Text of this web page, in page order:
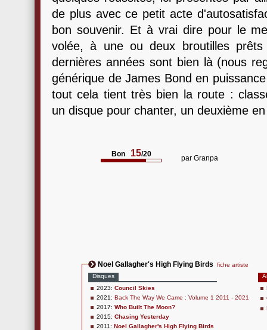
de plus avec ce petit acte
bon souvenir. Et à vrai dire pour le
volée, à une ou deux broutilles
dernières années sont bien là (nous
générique de James Bond en
tout cela tient très bien la route :
un disque pour chanter, un deuxième
Bon 15/20 par Granpa
Noel Gallagher's High Flying Birds
fiche artiste
Disques
2023: Council Skies
2021: Back The Way We Came : Volume 1 2011 - 2021
2017: Who Built The Moon?
2015: Chasing Yesterday
2011: Noel Gallagher's High Flying Birds